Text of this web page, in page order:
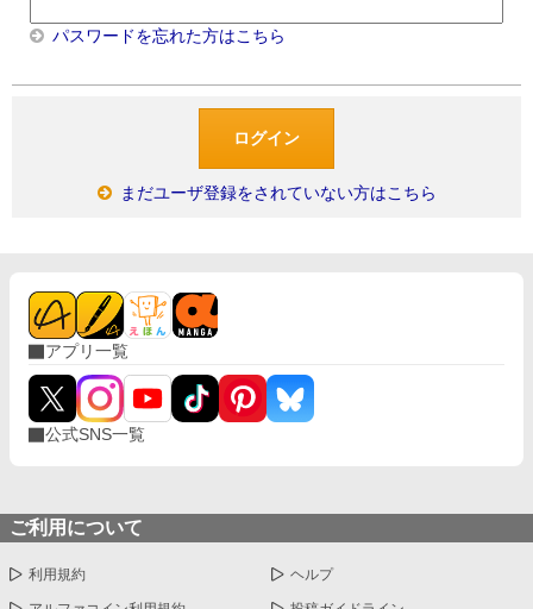
パスワードを忘れた方はこちら
まだユーザ登録をされていない方はこちら
アプリ一覧
公式SNS一覧
ご利用について
利用規約 ヘルプ